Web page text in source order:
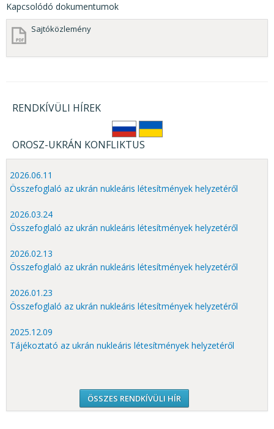
Kapcsolódó dokumentumok
Sajtóközlemény
RENDKÍVÜLI HÍREK
OROSZ-UKRÁN KONFLIKTUS
2026.06.11
Összefoglaló az ukrán nukleáris létesítmények helyzetéről
2026.03.24
Összefoglaló az ukrán nukleáris létesítmények helyzetéről
2026.02.13
Összefoglaló az ukrán nukleáris létesítmények helyzetéről
2026.01.23
Összefoglaló az ukrán nukleáris létesítmények helyzetéről
2025.12.09
Tájékoztató az ukrán nukleáris létesítmények helyzetéről
ÖSSZES RENDKÍVÜLI HÍR